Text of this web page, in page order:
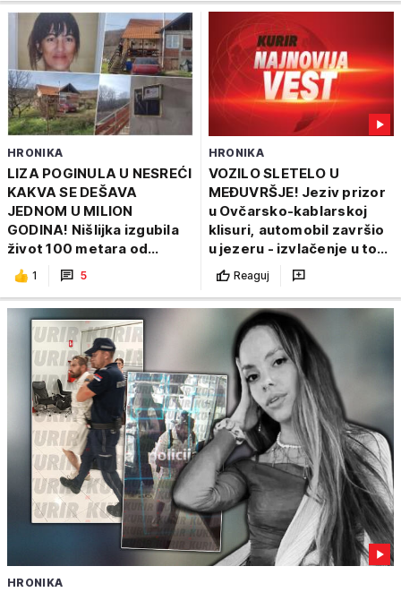
HRONIKA
LIZA POGINULA U NESREĆI
KAKVA SE DEŠAVA
JEDNOM U MILION
GODINA! Nišlijka izgubila
život 100 metara od
kućnog praga, porodica
mesecima čeka odgovore
1 5
HRONIKA
VOZILO SLETELO U
MEĐUVRŠJE! Jeziv prizor
u Ovčarsko-kablarskoj
klisuri, automobil završio
u jezeru - izvlačenje u toku
(FOTO/VIDEO)
Reaguj
HRONIKA